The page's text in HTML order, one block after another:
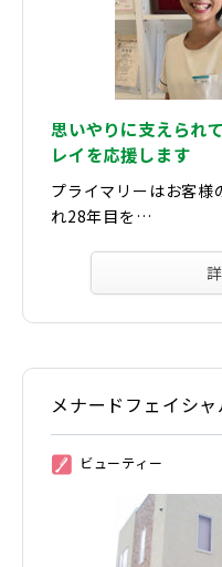
思いやりに支えられ
レイを応援します
プライマリーはお客様
れ28年目を…
メナードフェイシ
② ビューティー